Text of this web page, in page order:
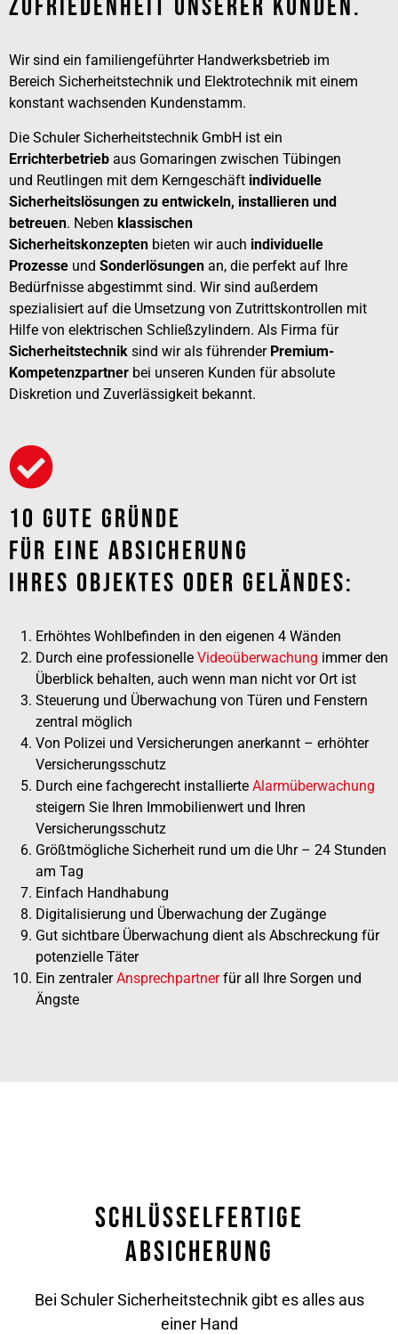
Zufriedenheit Unserer Kunden.
Wir sind ein familiengeführter Handwerksbetrieb im
Bereich Sicherheitstechnik und Elektrotechnik mit einem
konstant wachsenden Kundenstamm.
Die Schuler Sicherheitstechnik GmbH ist ein
Errichterbetrieb aus Gomaringen zwischen Tübingen
und Reutlingen mit dem Kerngeschäft individuelle
Sicherheitslösungen zu entwickeln, installieren und
betreuen. Neben klassischen
Sicherheitskonzepten bieten wir auch individuelle
Prozesse und Sonderlösungen an, die perfekt auf Ihre
Bedürfnisse abgestimmt sind. Wir sind außerdem
spezialisiert auf die Umsetzung von Zutrittskontrollen mit
Hilfe von elektrischen Schließzylindern. Als Firma für
Sicherheitstechnik sind wir als führender Premium-
Kompetenzpartner bei unseren Kunden für absolute
Diskretion und Zuverlässigkeit bekannt.
10 Gute Gründe
Für Eine Absicherung
Ihres Objektes Oder Geländes:
Erhöhtes Wohlbefinden in den eigenen 4 Wänden
Durch eine professionelle Videoüberwachung immer den
Überblick behalten, auch wenn man nicht vor Ort ist
Steuerung und Überwachung von Türen und Fenstern
zentral möglich
Von Polizei und Versicherungen anerkannt – erhöhter
Versicherungsschutz
Durch eine fachgerecht installierte Alarmüberwachung
steigern Sie Ihren Immobilienwert und Ihren
Versicherungsschutz
Größtmögliche Sicherheit rund um die Uhr – 24 Stunden
am Tag
Einfach Handhabung
Digitalisierung und Überwachung der Zugänge
Gut sichtbare Überwachung dient als Abschreckung für
potenzielle Täter
Ein zentralerAnsprechpartnerfür all Ihre Sorgen und
Ängste
Schlüsselfertige
Absicherung
Bei Schuler Sicherheitstechnik gibt es alles aus
einer Hand